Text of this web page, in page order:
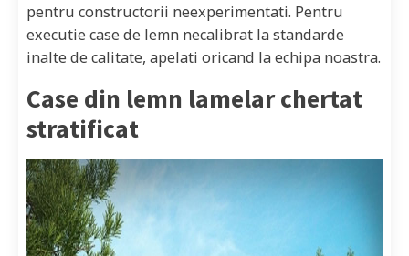
pentru constructorii neexperimentati. Pentru
executie case de lemn necalibrat la standarde
inalte de calitate, apelati oricand la echipa noastra.
Case din lemn lamelar chertat
stratificat